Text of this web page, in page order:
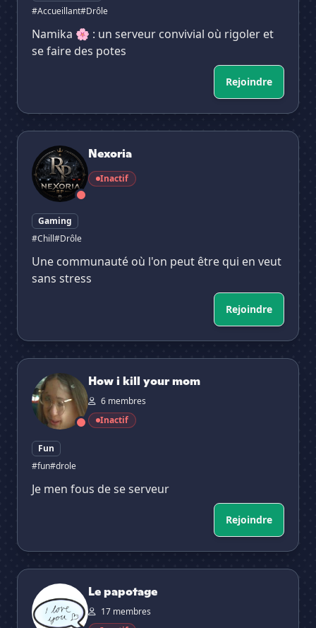
#Accueillant#Drôle
Namika 🌸 : un serveur convivial où rigoler et
se faire des potes
Rejoindre
Nexoria
Nexoria
Inactif
Gaming
#Chill#Drôle
Une communauté où l'on peut être qui en veut
sans stress
Rejoindre
How i kill your mom
How i kill your mom
6 membres
Inactif
Fun
#fun#drole
Je men fous de se serveur
Rejoindre
Le papotage
Le papotage
17 membres